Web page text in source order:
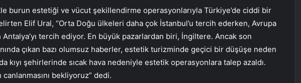
burun estetiği ve vücut şekillendirme operasyonlarıyla Türkiye’de ciddi bir
Elif Ural, “Orta Doğu ülkeleri daha çok İstanbul’u tercih ederken, Avrupa
Antalya’yı tercih ediyor. En büyük pazarlardan biri, İngiltere. Ancak son
çıkan bazı olumsuz haberler, estetik turizminde geçici bir düşüşe neden
kıyı şehirlerinde sıcak hava nedeniyle estetik operasyonlara talep azaldı.
bekliyoruz” dedi.